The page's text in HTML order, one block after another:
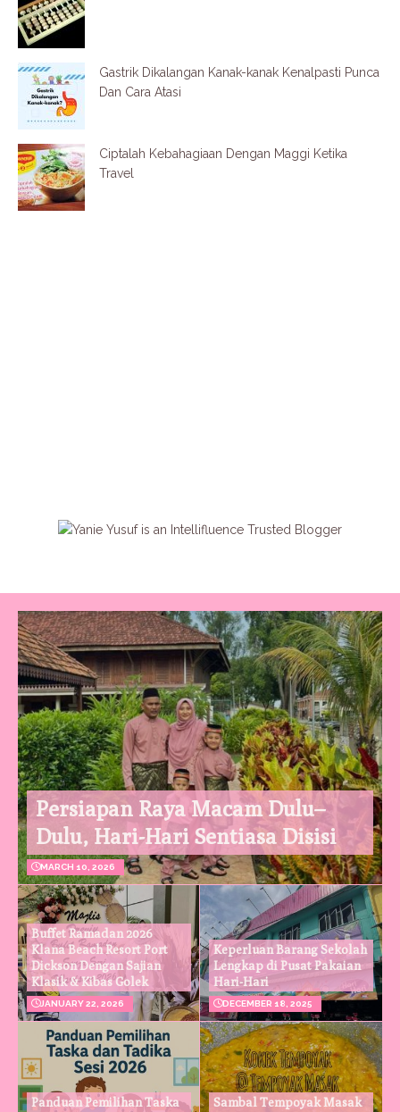
Gastrik Dikalangan Kanak-kanak Kenalpasti Punca
Dan Cara Atasi
Ciptalah Kebahagiaan Dengan Maggi Ketika
Travel
Persiapan Raya Macam Dulu–
Dulu, Hari-Hari Sentiasa Disisi
MARCH 10, 2026
Buffet Ramadan 2026
Klana Beach Resort Port
Dickson Dengan Sajian
Klasik & Kibas Golek
JANUARY 22, 2026
Keperluan Barang Sekolah
Lengkap di Pusat Pakaian
Hari-Hari
DECEMBER 18, 2025
Panduan Pemilihan Taska
Sambal Tempoyak Masak